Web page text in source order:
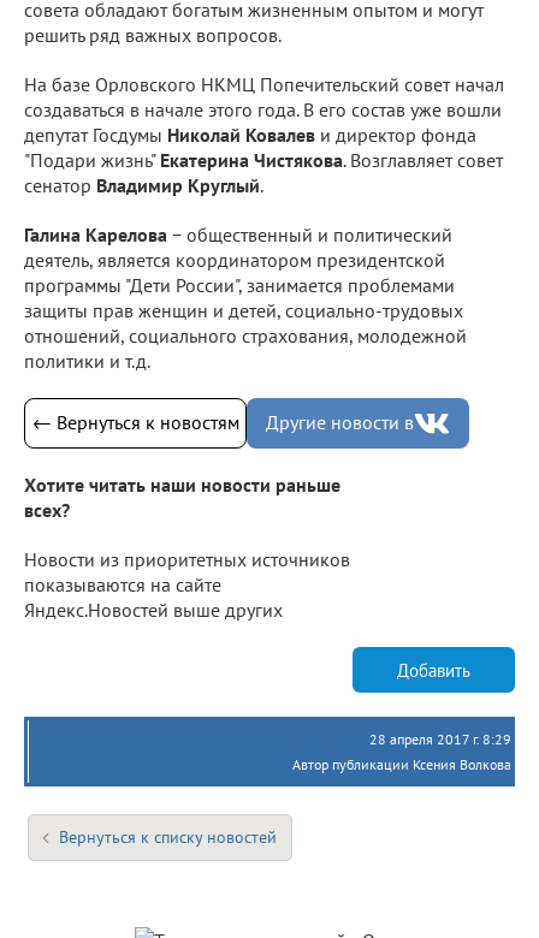
совета обладают богатым жизненным опытом и могут
решить ряд важных вопросов.
На базе Орловского НКМЦ Попечительский совет начал
создаваться в начале этого года. В его состав уже вошли
депутат Госдумы Николай Ковалев и директор фонда
"Подари жизнь" Екатерина Чистякова. Возглавляет совет
сенатор Владимир Круглый.
Галина Карелова − общественный и политический
деятель, является координатором президентской
программы "Дети России", занимается проблемами
защиты прав женщин и детей, социально-трудовых
отношений, социального страхования, молодежной
политики и т.д.
← Вернуться к новостям Другие новости в
Хотите читать наши новости раньше
всех?
Новости из приоритетных источников
показываются на сайте
Яндекс.Новостей выше других
Добавить
28 апреля 2017 г. 8:29
Автор публикации Ксения Волкова
Вернуться к списку новостей